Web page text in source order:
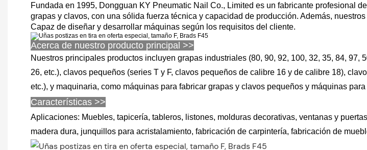
Fundada en 1995, Dongguan KY Pneumatic Nail Co., Limited es un fabricante profesional
grapas y clavos, con una sólida fuerza técnica y capacidad de producción. Además,
Capaz de diseñar y desarrollar máquinas según los requisitos del cliente.
Acerca de nuestro producto principal >>
Nuestros principales productos incluyen grapas industriales (80, 90, 92, 100, 32, 35, 84, 97,
26, etc.), clavos pequeños (series T y F, clavos pequeños de calibre 16 y de calibre 18),
etc.), y maquinaria, como máquinas para fabricar grapas y clavos pequeños y máquinas
Características >>
Aplicaciones: Muebles, tapicería, tableros, listones, molduras decorativas, ventanas y
madera dura, junquillos para acristalamiento, fabricación de carpintería, fabricación de